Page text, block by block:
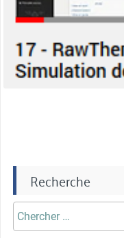
Recherche
Chercher
aprè: